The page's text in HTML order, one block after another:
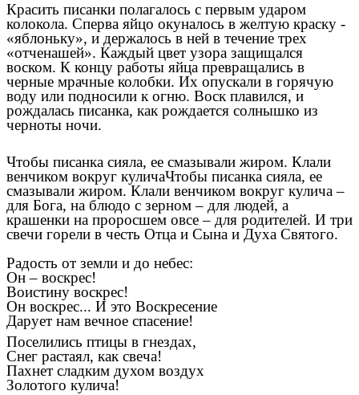
Красить писанки полагалось с первым ударом
колокола. Сперва яйцо окуналось в желтую краску -
«яблоньку», и держалось в ней в течение трех
«отченашей». Каждый цвет узора защищался
воском. К концу работы яйца превращались в
черные мрачные колобки. Их опускали в горячую
воду или подносили к огню. Воск плавился, и
рождалась писанка, как рождается солнышко из
черноты ночи.
Чтобы писанка сияла, ее смазывали жиром. Клали
венчиком вокруг куличаЧтобы писанка сияла, ее
смазывали жиром. Клали венчиком вокруг кулича –
для Бога, на блюдо с зерном – для людей, а
крашенки на проросшем овсе – для родителей. И три
свечи горели в честь Отца и Сына и Духа Святого.
Радость от земли и до небес:
Он – воскрес!
Воистину воскрес!
Он воскрес... И это Воскресение
Дарует нам вечное спасение!
Поселились птицы в гнездах,
Снег растаял, как свеча!
Пахнет сладким духом воздух
Золотого кулича!